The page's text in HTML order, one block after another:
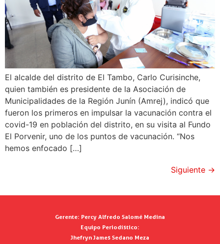
El alcalde del distrito de El Tambo, Carlo Curisinche,
quien también es presidente de la Asociación de
Municipalidades de la Región Junín (Amrej), indicó que
fueron los primeros en impulsar la vacunación contra el
covid-19 en población del distrito, en su visita al Fundo
El Porvenir, uno de los puntos de vacunación. “Nos
hemos enfocado […]
Siguiente →
Gerente: Percy Alfredo Salomé Medina
Equipo Periodístico:
Jhefryn James Sedano Meza